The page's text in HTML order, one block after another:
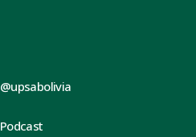
@upsabolivia
Podcast